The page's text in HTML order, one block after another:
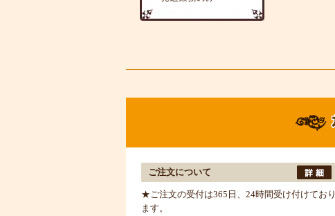
ご注文について
★ご注文の受付は365日、24時間受け付けており
ます。